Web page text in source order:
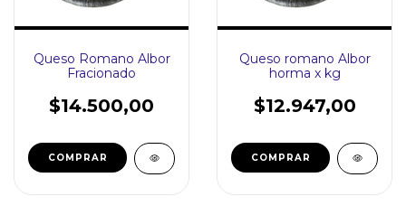
Queso Romano Albor
Fracionado
$14.500,00
Queso romano Albor
horma x kg
$12.947,00